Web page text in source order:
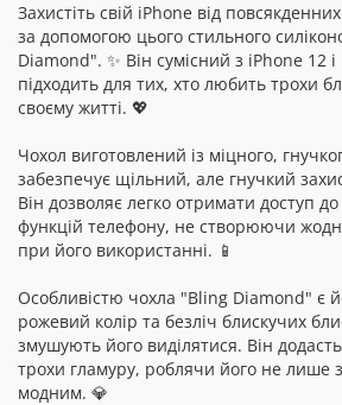
Захистіть свій iPhone від
за допомогою цього стильного
Diamond". ✨ Він сумісний з iPhone 12 і
підходить для тих, хто любить трохи
своєму житті. 💖
Чохол виготовлений із міцного,
забезпечує щільний, але гнучкий
Він дозволяє легко отримати доступ до
функцій телефону, не створюючи
при його використанні. 📱
Особливістю чохла "Bling Diamond" є
рожевий колір та безліч блискучих
змушують його виділятися. Він
трохи гламуру, роблячи його не лише
модним. 💎